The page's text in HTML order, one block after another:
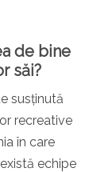
de bine
săi?
susținută
recreative
în care
echipe